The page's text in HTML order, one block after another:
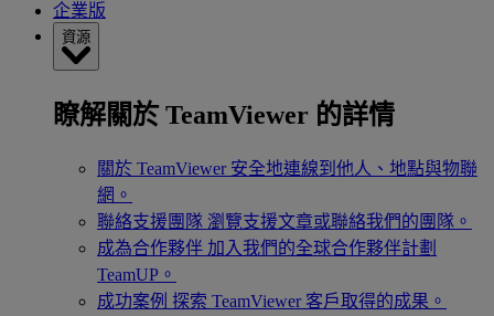
企業版
資源
瞭解關於 TeamViewer 的詳情
關於 TeamViewer 安全地連線到他人、地點與物聯
網。
聯絡支援團隊 瀏覽支援文章或聯絡我們的團隊。
成為合作夥伴 加入我們的全球合作夥伴計劃
TeamUP。
成功案例 探索 TeamViewer 客戶取得的成果。